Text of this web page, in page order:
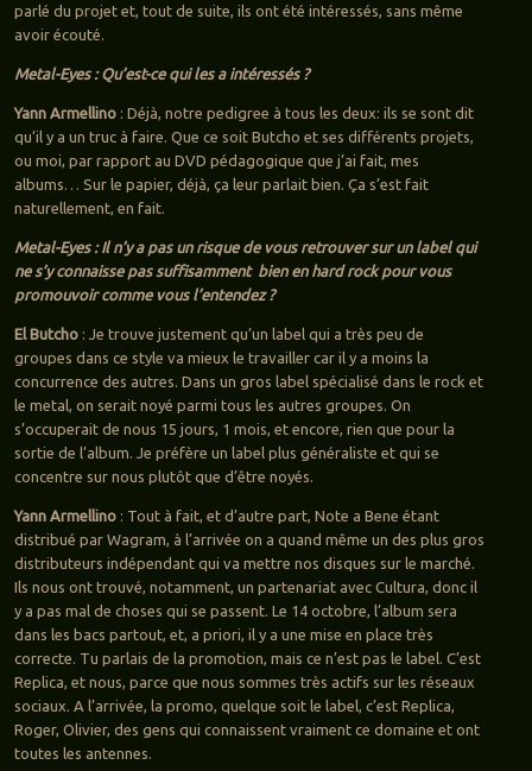
parlé du projet et, tout de suite, ils ont été intéressés, sans même
avoir écouté.
Metal-Eyes : Qu’est-ce qui les a intéressés ?
Yann Armellino: Déjà, notre pedigree à tous les deux: ils se sont dit
qu’il y a un truc à faire. Que ce soit Butcho et ses différents projets,
ou moi, par rapport au DVD pédagogique que j’ai fait, mes
albums… Sur le papier, déjà, ça leur parlait bien. Ça s’est fait
naturellement, en fait.
Metal-Eyes : Il n’y a pas un risque de vous retrouver sur un label qui
ne s’y connaisse pas suffisamment bien en hard rock pour vous
promouvoir comme vous l’entendez ?
El Butcho: Je trouve justement qu’un label qui a très peu de
groupes dans ce style va mieux le travailler car il y a moins la
concurrence des autres. Dans un gros label spécialisé dans le rock et
le metal, on serait noyé parmi tous les autres groupes. On
s’occuperait de nous 15 jours, 1 mois, et encore, rien que pour la
sortie de l’album. Je préfère un label plus généraliste et qui se
concentre sur nous plutôt que d’être noyés.
Yann Armellino: Tout à fait, et d’autre part, Note a Bene étant
distribué par Wagram, à l’arrivée on a quand même un des plus gros
distributeurs indépendant qui va mettre nos disques sur le marché.
Ils nous ont trouvé, notamment, un partenariat avec Cultura, donc il
y a pas mal de choses qui se passent. Le 14 octobre, l’album sera
dans les bacs partout, et, a priori, il y a une mise en place très
correcte. Tu parlais de la promotion, mais ce n’est pas le label. C’est
Replica, et nous, parce que nous sommes très actifs sur les réseaux
sociaux. A l’arrivée, la promo, quelque soit le label, c’est Replica,
Roger, Olivier, des gens qui connaissent vraiment ce domaine et ont
toutes les antennes.